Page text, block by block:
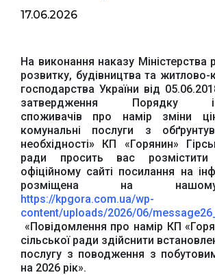
17.06.2026
На виконання наказу Міністерства
розвитку, будівництва та житлово-
господарства України від
затвердження Порядку
споживачів про намір зміни
комунальні послуги з
необхідності» КП «Горянин»
ради просить вас
офіційному сайті посилання на
розміщена на
https://kpgora.com.ua/wp-
content/uploads/2026/06/
«Повідомлення про намір КП
сільської ради здійснити
послугу з поводження з
на 2026 рік».
Офіційний веб-сайт
Верховної Ради
України